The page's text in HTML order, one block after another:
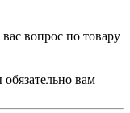
вопрос по товару
вам